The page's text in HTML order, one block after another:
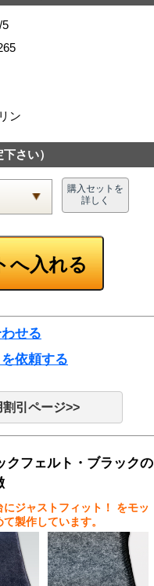
5
ン
さい）
購入セットを
詳しく
せる
依頼する
引ページ>>
クフェルト・ブラックの
ジャストフィット！
をモッ
製作しています。